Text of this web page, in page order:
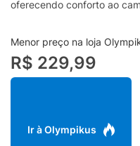
oferecendo conforto ao
poliéster. Detalhes em
high frequency, um
Atacador em poliéster
Menor preço na loja
R$ 229,99
Ir à Olympikus